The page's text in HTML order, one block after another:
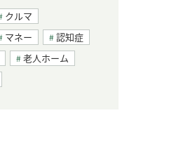
クルマ
マネー
認知症
老人ホーム